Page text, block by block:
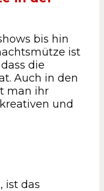
bis hin
ist
die
Auch in den
man ihr
und
ist das